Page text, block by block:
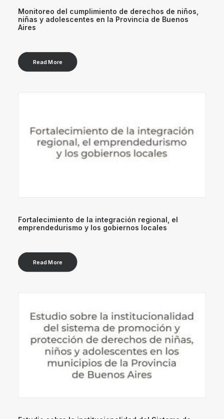
Monitoreo del cumplimiento de derechos de niños,
niñas y adolescentes en la Provincia de Buenos
Aires
Read More
Fortalecimiento de la integración regional, el
emprendedurismo y los gobiernos locales
Read More